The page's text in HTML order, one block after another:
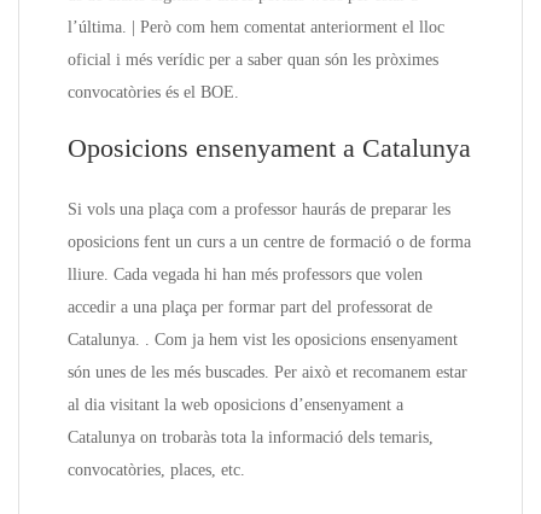
l’última. | Però com hem comentat anteriorment el lloc
oficial i més verídic per a saber quan són les pròximes
convocatòries és el BOE.
Oposicions ensenyament a Catalunya
Si vols una plaça com a professor haurás de preparar les
oposicions fent un curs a un centre de formació o de forma
lliure. Cada vegada hi han més professors que volen
accedir a una plaça per formar part del professorat de
Catalunya. . Com ja hem vist les oposicions ensenyament
són unes de les més buscades. Per això et recomanem estar
al dia visitant la web oposicions d’ensenyament a
Catalunya on trobaràs tota la informació dels temaris,
convocatòries, places, etc.